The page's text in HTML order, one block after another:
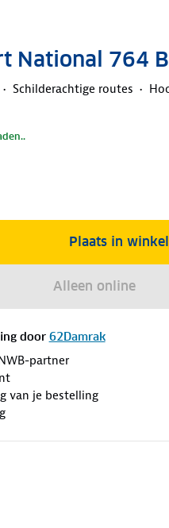
National 764
Schilderachtige routes
Plaats in
Alleen online
door 62Damrak
partner
van je bestelling